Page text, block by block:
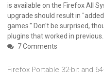
is available on the Firefox All
upgrade should result in
games." Don't be surprised,
plugins that worked in
7 Comments
Firefox Portable 32-bit and